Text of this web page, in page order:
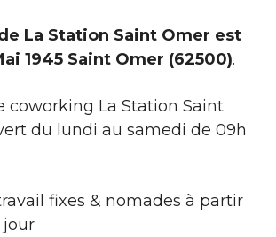
La Station Saint Omer est
1945 Saint Omer (62500).
coworking La Station Saint
du lundi au samedi de 09h
fixes & nomades à partir
jour